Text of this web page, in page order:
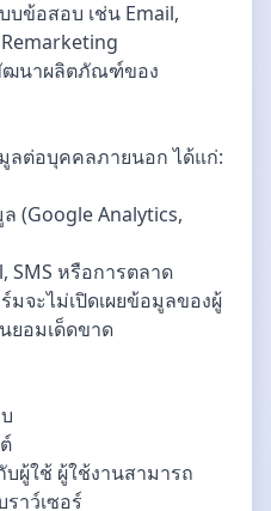
บข้อสอบ เช่น Email,
ฒนาผลิตภัณฑ์ของ
ลต่อบุคคลภายนอก ได้แก่:
(Google Analytics,
SMS หรือการตลาด
จะไม่เปิดเผยข้อมูลของผู้
ยอมเด็ดขาด
ผู้ใช้ ผู้ใช้งานสามารถ
าว์เซอร์